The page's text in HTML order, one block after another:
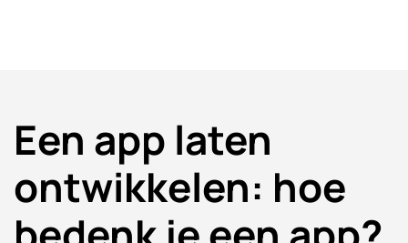
Een app laten
ontwikkelen: hoe